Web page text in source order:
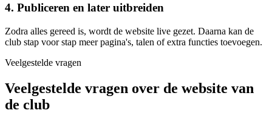
4. Publiceren en later uitbreiden
Zodra alles gereed is, wordt de website live gezet. Daarna kan de
club stap voor stap meer pagina's, talen of extra functies toevoegen.
Veelgestelde vragen
Veelgestelde vragen over de website van
de club